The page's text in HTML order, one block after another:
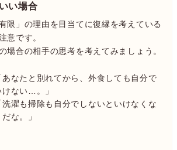
い場合
限」の理由を目当てに復縁を考えている
意です。
場合の相手の思考を考えてみましょう。
なたと別れてから、外食しても自分で
ない…。」
濯も掃除も自分でしないといけなくな
な。」